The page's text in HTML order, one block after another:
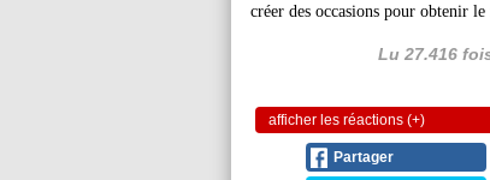
créer des occasions pour obtenir
Lu 27.416
afficher les réactions (+)
Partager